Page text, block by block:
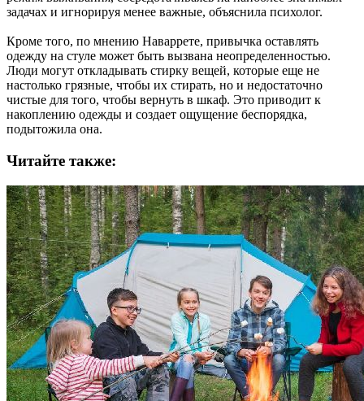
задачах и игнорируя менее важные, объяснила психолог.
Кроме того, по мнению Наваррете, привычка оставлять
одежду на стуле может быть вызвана неопределенностью.
Люди могут откладывать стирку вещей, которые еще не
настолько грязные, чтобы их стирать, но и недостаточно
чистые для того, чтобы вернуть в шкаф. Это приводит к
накоплению одежды и создает ощущение беспорядка,
подытожила она.
Читайте также: